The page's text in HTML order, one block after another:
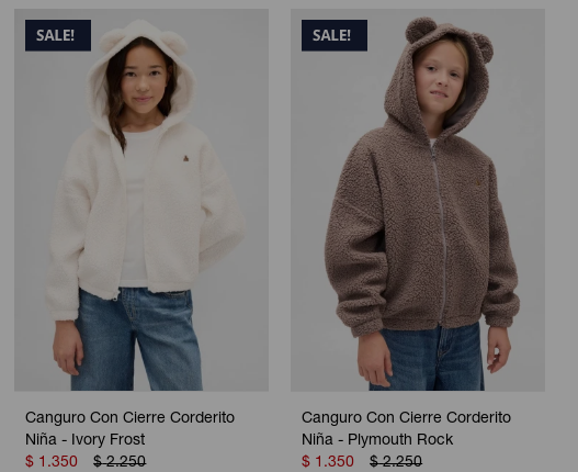
Canguro Con Cierre Corderito
Niña - Ivory Frost
$ 1.350 $ 2.250
Canguro Con Cierre Corderito
Niña - Plymouth Rock
$ 1.350 $ 2.250